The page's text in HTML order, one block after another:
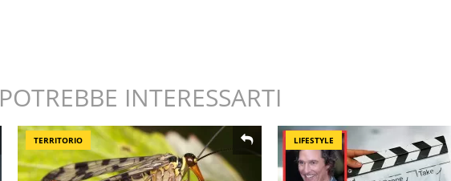
POTREBBE INTERESSARTI
TERRITORIO LIFESTYLE